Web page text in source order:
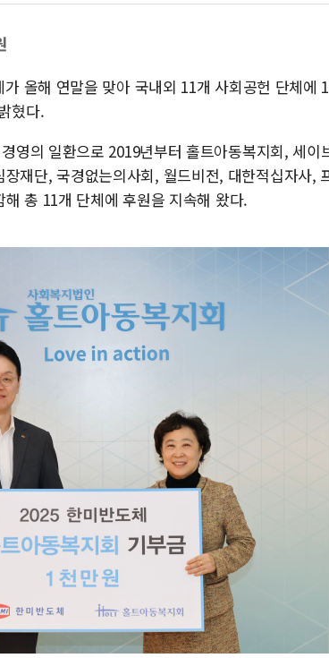
이란 핵심 원유 수출항 '하르그섬', 최
뉴욕증시 프리뷰, 美 고용 쇼크에 금
[사진] 이슬람 수니파 3개국, 공동방위
뉴욕증시 개장 전 특징주...아틀라시
보훈부, 미 DPAA와 MOU… "6·25 미
올해 연말을 맞아 국내외 11개 사회공헌 단체에
혔다.
영의 일환으로 2019년부터 홀트아동복지회, 세이
재단, 국경없는의사회, 월드비전, 대한적십자사,
총 11개 단체에 후원을 지속해 왔다.